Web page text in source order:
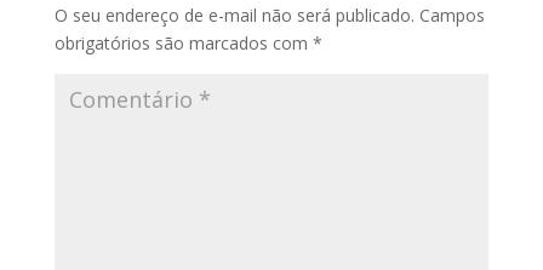
O seu endereço de e-mail não será publicado. Campos
obrigatórios são marcados com *